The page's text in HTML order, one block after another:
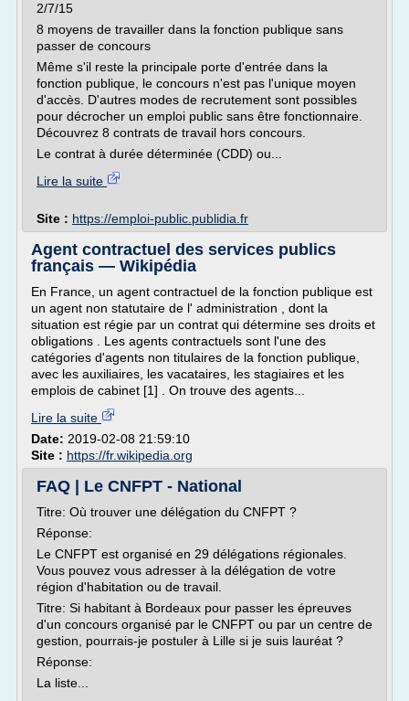
2/7/15
8 moyens de travailler dans la fonction publique sans
passer de concours
Même s'il reste la principale porte d'entrée dans la
fonction publique, le concours n'est pas l'unique moyen
d'accès. D'autres modes de recrutement sont possibles
pour décrocher un emploi public sans être fonctionnaire.
Découvrez 8 contrats de travail hors concours.
Le contrat à durée déterminée (CDD) ou...
Lire la suite
Site : https://emploi-public.publidia.fr
Agent contractuel des services publics
français — Wikipédia
En France, un agent contractuel de la fonction publique est
un agent non statutaire de l' administration , dont la
situation est régie par un contrat qui détermine ses droits et
obligations . Les agents contractuels sont l'une des
catégories d'agents non titulaires de la fonction publique,
avec les auxiliaires, les vacataires, les stagiaires et les
emplois de cabinet [1] . On trouve des agents...
Lire la suite
Date: 2019-02-08 21:59:10
Site : https://fr.wikipedia.org
FAQ | Le CNFPT - National
Titre: Où trouver une délégation du CNFPT ?
Réponse:
Le CNFPT est organisé en 29 délégations régionales.
Vous pouvez vous adresser à la délégation de votre
région d'habitation ou de travail.
Titre: Si habitant à Bordeaux pour passer les épreuves
d'un concours organisé par le CNFPT ou par un centre de
gestion, pourrais-je postuler à Lille si je suis lauréat ?
Réponse:
La liste...